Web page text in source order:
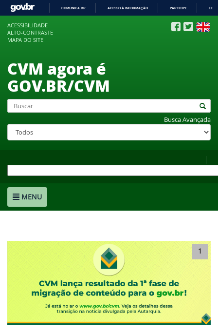
COMUNICA BR ACESSO À INFORMAÇÃO PARTICIPE
ACESSIBILIDADE
ALTO-CONTRASTE
MAPA DO SITE
CVM agora é
GOV.BR/CVM
Busca Avançada
MENU
1